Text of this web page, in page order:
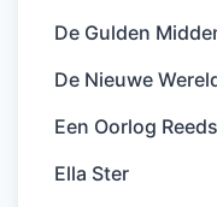
De Gulden
De Nieuwe
Een Oorlog
Ella Ster